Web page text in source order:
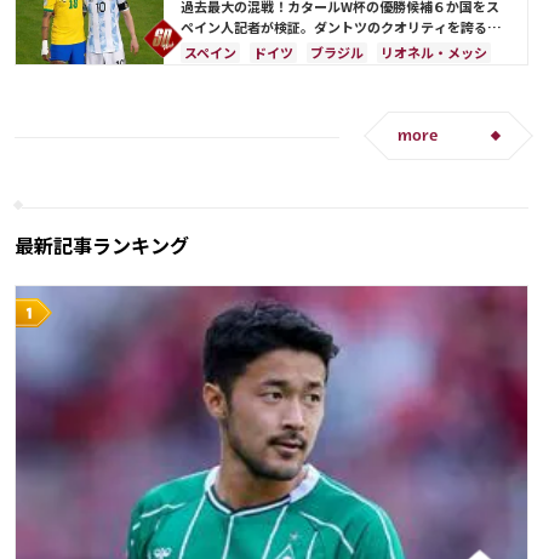
イングランド
オランダ
アルゼンチン
エクアドル
ウルグアイ
セネガル
C・ロナウド
過去最大の混戦！カタールW杯の優勝候補６か国をス
ペイン人記者が検証。ダントツのクオリティを誇るの
は？
スペイン ドイツ ブラジル
リオネル・メッシ
ガブリエウ・ジェズス
more
最新記事ランキング